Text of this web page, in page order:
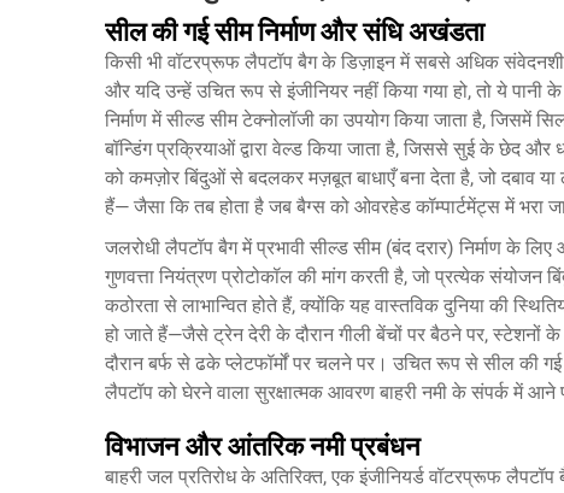
सील की गई सीम निर्माण और संधि अखंडता
किसी भी वॉटरप्रूफ लैपटॉप बैग के डिज़ाइन में सबसे अधिक
और यदि उन्हें उचित रूप से इंजीनियर नहीं किया गया हो, तो ये
निर्माण में सील्ड सीम टेक्नोलॉजी का उपयोग किया जाता है, जिसमें
बॉन्डिंग प्रक्रियाओं द्वारा वेल्ड किया जाता है, जिससे सुई के छेद
को कमज़ोर बिंदुओं से बदलकर मज़बूत बाधाएँ बना देता है, जो दबाव
हैं— जैसा कि तब होता है जब बैग्स को ओवरहेड कॉम्पार्टमेंट्स में भरा
जलरोधी लैपटॉप बैग में प्रभावी सील्ड सीम (बंद दरार) निर्माण के
गुणवत्ता नियंत्रण प्रोटोकॉल की मांग करती है, जो प्रत्येक
कठोरता से लाभान्वित होते हैं, क्योंकि यह वास्तविक दुनिया की
हो जाते हैं—जैसे ट्रेन देरी के दौरान गीली बेंचों पर बैठने पर, स्टेशनों के
दौरान बर्फ से ढके प्लेटफॉर्मों पर चलने पर। उचित रूप से सील की गई
लैपटॉप को घेरने वाला सुरक्षात्मक आवरण बाहरी नमी के संपर्क में आने
विभाजन और आंतरिक नमी प्रबंधन
बाहरी जल प्रतिरोध के अतिरिक्त, एक इंजीनियर्ड वॉटरप्रूफ